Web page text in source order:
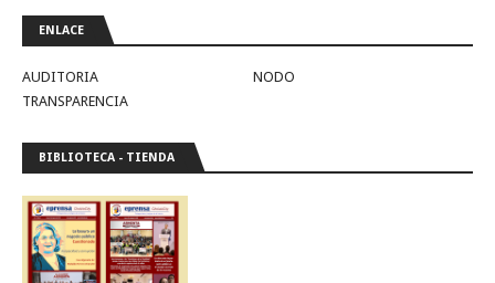
ENLACE
AUDITORIA
NODO
TRANSPARENCIA
BIBLIOTECA - TIENDA